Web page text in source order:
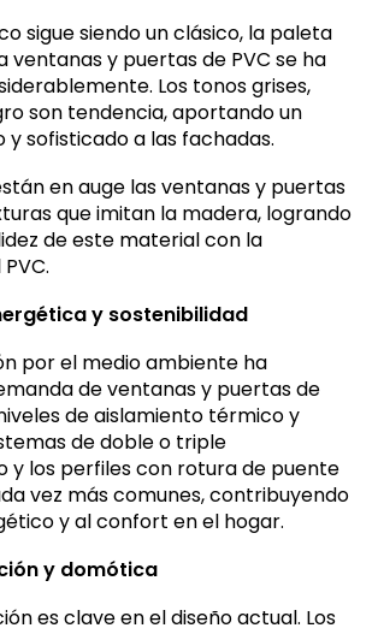
sigue siendo un clásico, la paleta
ventanas y puertas de PVC se ha
Los tonos grises,
son tendencia, aportando un
sofisticado a las fachadas.
en auge las ventanas y puertas
que imitan la madera, logrando
de este material con la
y sostenibilidad
por el medio ambiente ha
de ventanas y puertas de
de aislamiento térmico y
de doble o triple
y los perfiles con rotura de puente
vez más comunes, contribuyendo
y al confort en el hogar.
y domótica
es clave en el diseño actual. Los